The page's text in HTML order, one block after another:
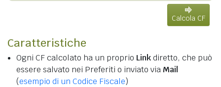
Calcola CF
Caratteristiche
Ogni CF calcolato ha un proprio Linkdiretto, che può
essere salvato nei Preferiti o inviato via Mail
(esempio di un Codice Fiscale)